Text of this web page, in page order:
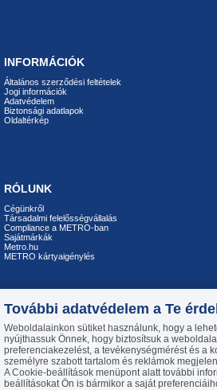
További adatvédelem a Te
Weboldalainkon sütiket használunk, hogy a
nyújthassuk Önnek, hogy biztosítsuk a
preferenciakezelést, a tevékenységmérést és a
személyre szabott tartalom és reklámok
A Cookie-beállítások menüpont alatt további
beállításokat Ön is bármikor a saját
INFORMÁCIÓK
Általános szerződési feltételek
Jogi információk
Adatvédelem
Biztonsági adatlapok
Oldaltérkép
RÓLUNK
Cégünkről
Társadalmi felelősségvállalás
Compliance a METRO-ban
Sajátmárkák
Metro.hu
METRO kártyaigénylés
ELÉRHETŐSÉGEINK
Telefon: +36 23 444 194
H-P 8:00-16:30
E-mail:info@metroiroda.hu
Üzenetküldés